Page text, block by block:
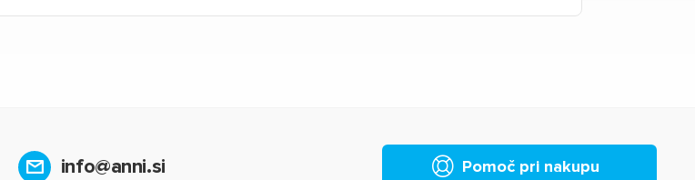
info@anni.si Pomoč pri nakupu